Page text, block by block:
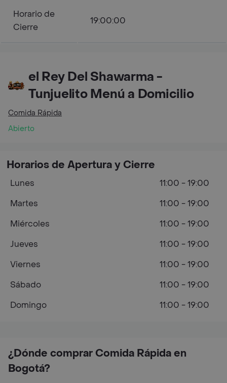
Horario de
Cierre
19:00:00
el Rey Del Shawarma -
Tunjuelito Menú a Domicilio
Comida Rápida
Abierto
¿Dónde comprar Comida Rápida en
Bogotá?
Horarios de Apertura y Cierre
Lunes
11:00 - 19:00
Martes
11:00 - 19:00
Miércoles
11:00 - 19:00
Jueves
11:00 - 19:00
Viernes
11:00 - 19:00
Sábado
11:00 - 19:00
Domingo
11:00 - 19:00